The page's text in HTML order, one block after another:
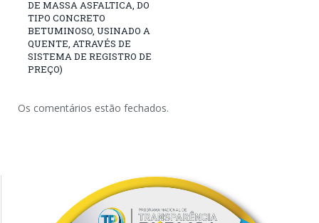
DE MASSA ASFALTICA, DO
TIPO CONCRETO
BETUMINOSO, USINADO A
QUENTE, ATRAVÉS DE
SISTEMA DE REGISTRO DE
PREÇO)
Os comentários estão fechados.